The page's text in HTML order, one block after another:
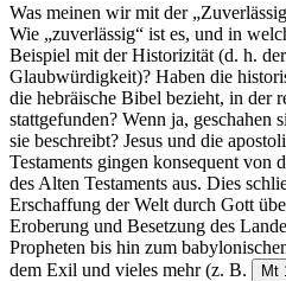
Was meinen wir mit der
Wie „zuverlässig“ ist es, und in
Beispiel mit der Historizität (d. h.
Glaubwürdigkeit)? Haben die
die hebräische Bibel bezieht, in der
stattgefunden? Wenn ja, geschahen
sie beschreibt? Jesus und die
Testaments gingen konsequent von
des Alten Testaments aus. Dies
Erschaffung der Welt durch Gott
Eroberung und Besetzung des
Propheten bis hin zum
dem Exil und vieles mehr (z. B.
Mt